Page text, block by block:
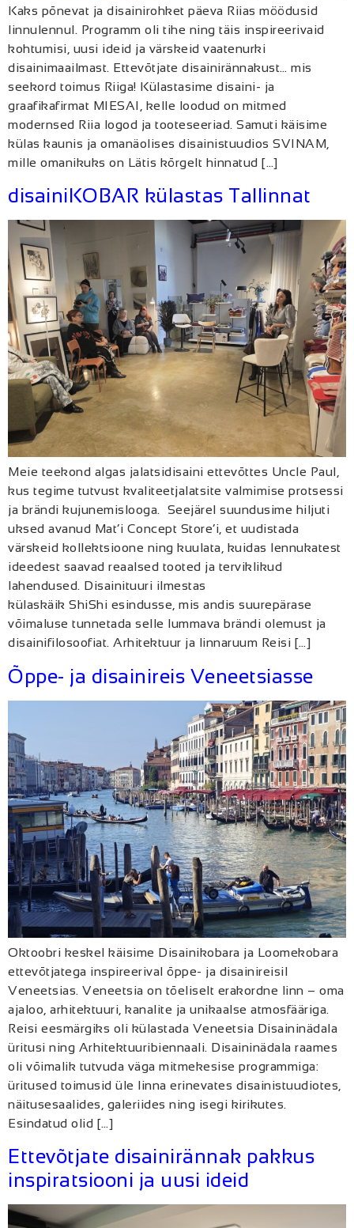
Kaks põnevat ja disainirohket päeva Riias möödusid
linnulennul. Programm oli tihe ning täis inspireerivaid
kohtumisi, uusi ideid ja värskeid vaatenurki
disainimaailmast. Ettevõtjate disainirännakust… mis
seekord toimus Riiga! Külastasime disaini- ja
graafikafirmat MIESAI, kelle loodud on mitmed
modernsed Riia logod ja tooteseeriad. Samuti käisime
külas kaunis ja omanäolises disainistuudios SVINAM,
mille omanikuks on Lätis kõrgelt hinnatud […]
disainiKOBAR külastas Tallinnat
Meie teekond algas jalatsidisaini ettevõttes Uncle Paul,
kus tegime tutvust kvaliteetjalatsite valmimise protsessi
ja brändi kujunemislooga. Seejärel suundusime hiljuti
uksed avanud Mat’i Concept Store’i, et uudistada
värskeid kollektsioone ning kuulata, kuidas lennukatest
ideedest saavad reaalsed tooted ja terviklikud
lahendused. Disainituuri ilmestas
külaskäik ShiShi esindusse, mis andis suurepärase
võimaluse tunnetada selle lummava brändi olemust ja
disainifilosoofiat. Arhitektuur ja linnaruum Reisi […]
Õppe- ja disainireis Veneetsiasse
Oktoobri keskel käisime Disainikobara ja Loomekobara
ettevõtjatega inspireerival õppe- ja disainireisil
Veneetsias. Veneetsia on tõeliselt erakordne linn – oma
ajaloo, arhitektuuri, kanalite ja unikaalse atmosfääriga.
Reisi eesmärgiks oli külastada Veneetsia Disaininädala
üritusi ning Arhitektuuribiennaali. Disaininädala raames
oli võimalik tutvuda väga mitmekesise programmiga:
üritused toimusid üle linna erinevates disainistuudiotes,
näitusesaalides, galeriides ning isegi kirikutes.
Esindatud olid […]
Ettevõtjate disainirännak pakkus
inspiratsiooni ja uusi ideid